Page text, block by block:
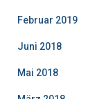
Februar 2019
Juni 2018
Mai 2018